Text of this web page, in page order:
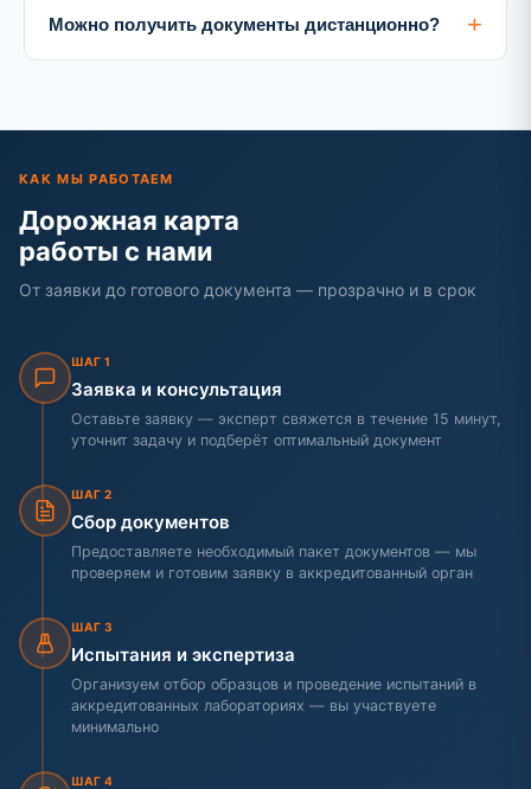
производителями, так и с импортёрами. Помогаем
Можно получить документы дистанционно? +
КАК МЫ РАБОТАЕМ
Дорожная карта
работы с нами
От заявки до готового документа — прозрачно и в срок
ШАГ 1
Заявка и консультация
Оставьте заявку — эксперт свяжется в течение 15 минут,
уточнит задачу и подберёт оптимальный документ
ШАГ 2
Сбор документов
Предоставляете необходимый пакет документов — мы
проверяем и готовим заявку в аккредитованный орган
ШАГ 3
Испытания и экспертиза
Организуем отбор образцов и проведение испытаний в
аккредитованных лабораториях — вы участвуете
минимально
ШАГ 4